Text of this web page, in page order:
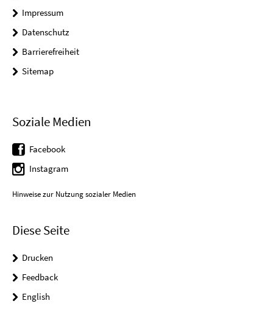
Impressum
Datenschutz
Barrierefreiheit
Sitemap
Soziale Medien
Facebook
Instagram
Hinweise zur Nutzung sozialer Medien
Diese Seite
Drucken
Feedback
English